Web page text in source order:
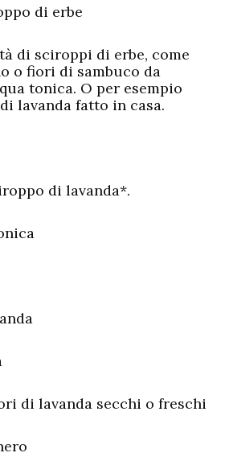
di erbe
di sciroppi di erbe, come
o fiori di sambuco da
tonica. O per esempio
lavanda fatto in casa.
di lavanda*.
di lavanda secchi o freschi